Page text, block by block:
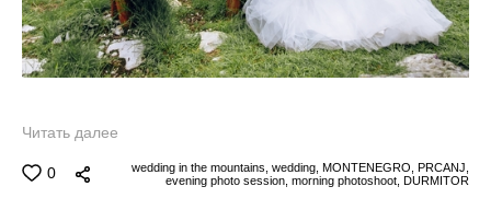
Читать далее
0 wedding in the mountains, wedding, MONTENEGRO, PRCANJ,
evening photo session, morning photoshoot, DURMITOR